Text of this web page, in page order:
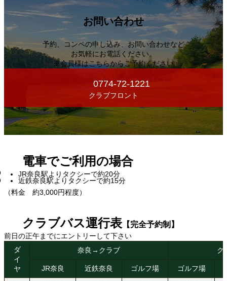
お問い合わせ
予約、コンペの申し込み、お問い合わせなど
お気軽にお電話ください。
※会員様はこちらからご予約ください
0774-72-1221
クラブフロント
電車でご利用の場合
JR奈良駅よりタクシーで約20分
近鉄奈良駅よりタクシーで約15分
（料金 約3,000円程度）
クラブバス運行表【完全予約制】
前日の正午までにエントリーして下さい
ダ
イ
ヤ
奈良→クラブ ク
JR奈良 近鉄奈良 ゴルフ場 ゴルフ場